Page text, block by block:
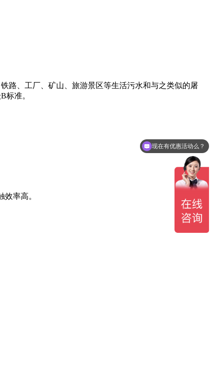
路、工厂、矿山、旅游景区等生活污水和与之类似的屠
标准。
率高。
现在有优惠活动么？